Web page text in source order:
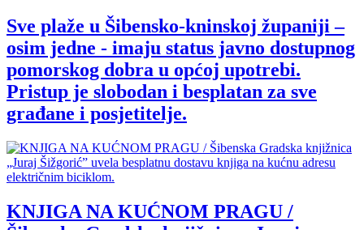
Sve plaže u Šibensko-kninskoj županiji –
osim jedne - imaju status javno dostupnog
pomorskog dobra u općoj upotrebi.
Pristup je slobodan i besplatan za sve
građane i posjetitelje.
KNJIGA NA KUĆNOM PRAGU /